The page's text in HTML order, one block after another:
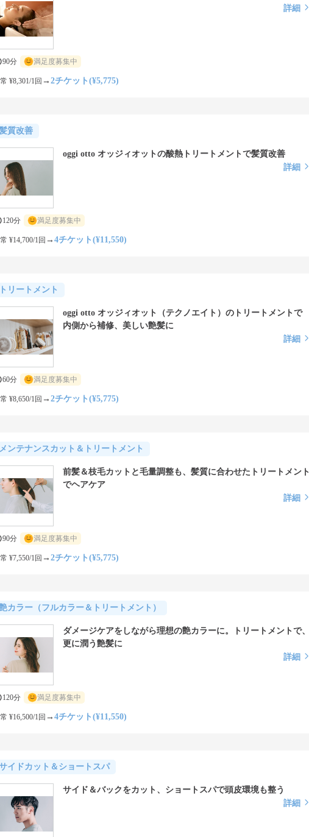
詳細
90分 満足度募集中
¥8,301/1回 → 2チケット(¥5,775)
質改善
oggi otto オッジィオットの酸熱トリートメントで髪質改善
詳細
120分 満足度募集中
¥14,700/1回 → 4チケット(¥11,550)
リートメント
oggi otto オッジィオット（テクノエイト）のトリートメントで
内側から補修、美しい艶髪に
詳細
60分 満足度募集中
¥8,650/1回 → 2チケット(¥5,775)
ンテナンスカット＆トリートメント
前髪＆枝毛カットと毛量調整も、髪質に合わせたトリートメント
でヘアケア
詳細
90分 満足度募集中
¥7,550/1回 → 2チケット(¥5,775)
カラー（フルカラー＆トリートメント）
ダメージケアをしながら理想の艶カラーに。トリートメントで、
更に潤う艶髪に
詳細
120分 満足度募集中
¥16,500/1回 → 4チケット(¥11,550)
イドカット＆ショートスパ
サイド＆バックをカット、ショートスパで頭皮環境も整う
詳細